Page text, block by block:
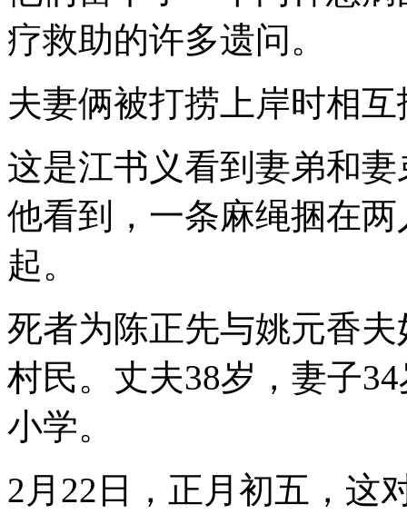
疗救助的许多遗问。
夫妻俩被打捞上岸时相
这是江书义看到妻弟和
他看到，一条麻绳捆在
起。
死者为陈正先与姚元香
村民。丈夫38岁，妻子
小学。
2月22日，正月初五，这